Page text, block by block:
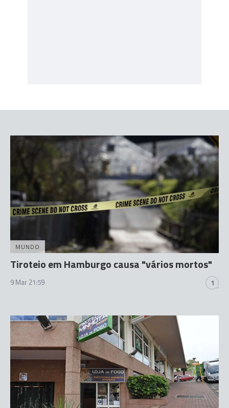
MUNDO
Tiroteio em Hamburgo causa "vários mortos"
9 Mar 21:59 1